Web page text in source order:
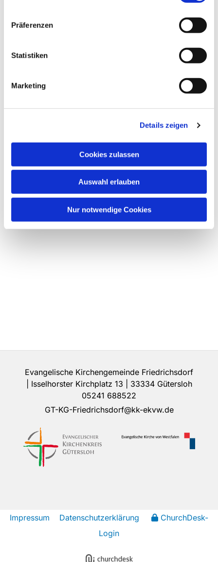
Präferenzen
Statistiken
Marketing
Details zeigen
Cookies zulassen
Auswahl erlauben
Nur notwendige Cookies
Dies könnte Sie auch
Evangelische Kirchengemeinde Friedrichsdorf
| Isselhorster Kirchplatz 13 | 33334 Gütersloh
05241 688522
GT-KG-Friedrichsdorf@kk-ekvw.de
Impressum Datenschutzerklärung
ChurchDesk-
Login